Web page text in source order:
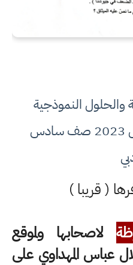
والحلول النموذجية
اسئلة تاريخ الدور الاول 2023 صف سادس
( قريبا )
لاصحابها ولموقع
عباس المهداوي على